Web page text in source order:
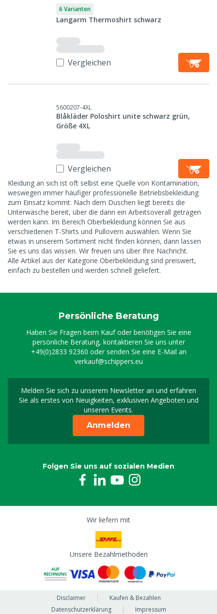
6 Varianten
Langarm Thermoshirt schwarz
Vergleichen
5600207-4XL
Blåkläder Poloshirt unite schwarz grün,
Größe 4XL
Vergleichen
Kleidung an sich ist oft selbst eine Quelle von Kontamination,
weswegen immer häufiger professionelle Betriebsbekleidung
zum Einsatz kommt. Nach dem Duschen liegt bereits die
Unterwäsche bereit, über die dann ein Arbeitsoverall getragen
werden kann. Im Bereich Oberbekleidung können Sie aus
verschiedenen T-Shirts und Pullovern auswählen. Wenn Sie
etwas in unserem Sortiment nicht finden können, dann lassen
Sie es uns das wissen. Wir freuen uns über Ihre Nachricht.
Alle Artikel aus der Kategorie Oberbekleidung sind preiswert,
einfach zu bestellen und werden schnell geliefert.
Persönliche Beratung
Haben Sie Fragen beim Kauf oder benötigen Sie eine
persönliche Beratung, kontaktieren Sie uns unter
+49(0)2833 92360 oder senden Sie eine E-Mail an
verkauf@schippers.eu
Melden Sie sich zu unserem Newsletter an und erfahren
Sie als erstes von Neuigkeiten, exklusiven Angeboten und
unseren Events.
Melden Sie sich für
Anmelden
Folgen Sie uns auf sozialen Medien
Wir liefern mit
Unsere Bezahlmethoden
Disclaimer
Kaufen & Bezahlen
Datenschutzerklärung
Impressum